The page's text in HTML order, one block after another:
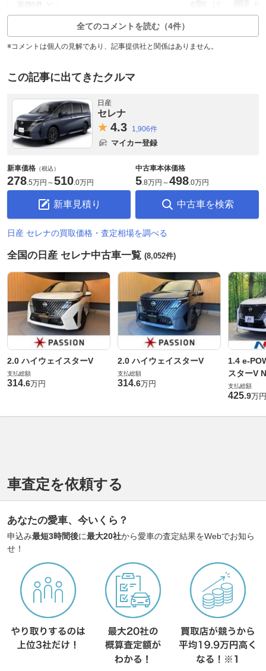
全てのコメントを読む（4件）
※コメントは個人の見解であり、記事提供社と関係はありません。
この記事に出てきたクルマ
日産
セレナ
4.3 1,906件
マイカー登録
新車価格 （税込）
278.5万円 ～510.0万円
新車見積り
中古車本体価格
5.8万円 ～498.0万円
中古車を検索
日産 セレナの買取価格・査定相場を調べる
全国の日産 セレナ中古車一覧 (8,052件)
2.0 ハイウェイスターV
支払総額
314.6万円
2.0 ハイウェイスターV
支払総額
314.6万円
1.4 e-
スターV
インフォ
テム装着
支払総額
425.9万円
車査定を依頼する
あなたの愛車、今いくら？
申込み最短3時間後に最大20社から愛車の査定結果をWebでお知ら
せ！